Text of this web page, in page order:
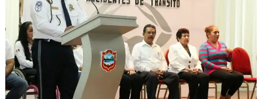
A
p
p
o
o
n
g
e
r
r
a
m